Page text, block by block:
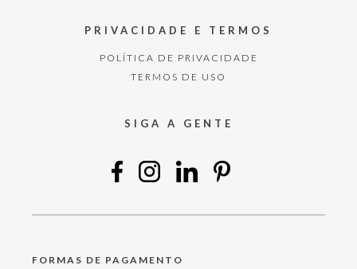
PRIVACIDADE E TERMOS
POLÍTICA DE PRIVACIDADE
TERMOS DE USO
SIGA A GENTE
FORMAS DE PAGAMENTO